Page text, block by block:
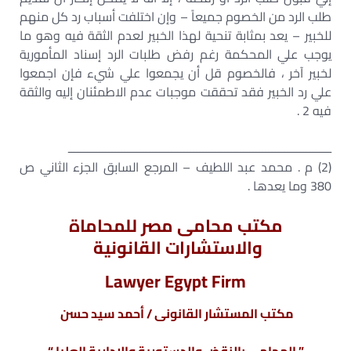
طلب الرد من الخصوم جميعاً – وإن اختلفت أسباب رد كل منهم
للخبير – يعد بمثابة تنحية لهذا الخبير لعدم الثقة فيه وهو ما
يوجب علي المحكمة رغم رفض طلبات الرد إسناد المأمورية
لخبير آخر ، فالخصوم قل أن يجمعوا علي شيء فإن اجمعوا
علي رد الخبير فقد تحققت موجبات عدم الاطمئنان إليه والثقة
فيه 2 .
ــــــــــــــــــــــــــــــــــــــــــــــــــــــــــــــــــــــــــــــــــــ
(2) م . محمد عبد اللطيف – المرجع السابق الجزء الثاني ص
380 وما يعدها .
مكتب محامى مصر للمحاماة
والاستشارات القانونية
Lawyer Egypt Firm
مكتب المستشار القانونى / أحمد سيد حسن